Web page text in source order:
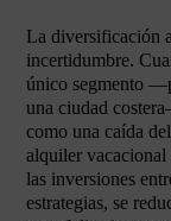
La diversificación
incertidumbre.
único segmento
una ciudad
como una caída
alquiler
las inversiones
estrategias, se